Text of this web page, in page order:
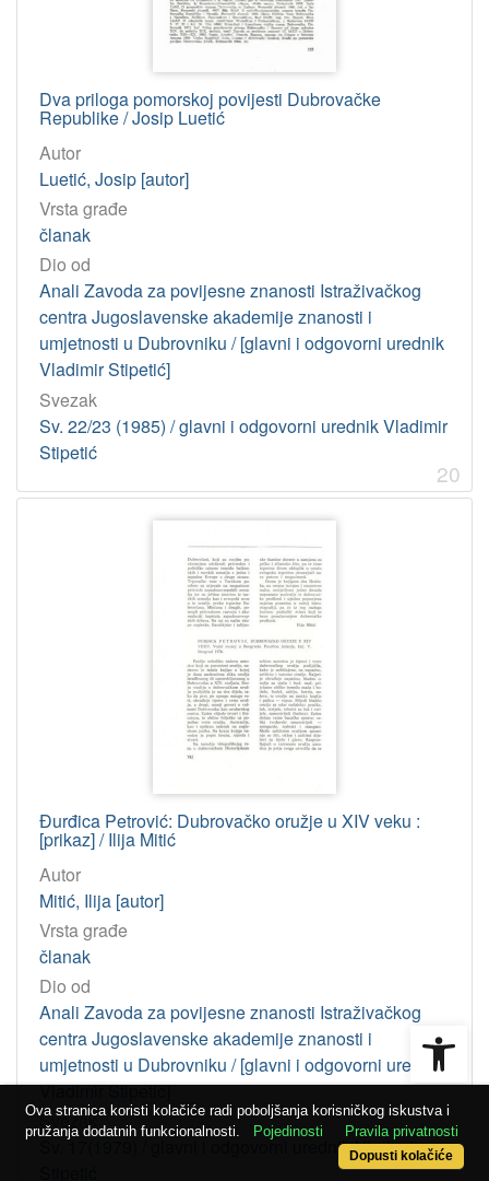
Dva priloga pomorskoj povijesti Dubrovačke
Republike / Josip Luetić
Autor
Luetić, Josip [autor]
Vrsta građe
članak
Dio od
Anali Zavoda za povijesne znanosti Istraživačkog
centra Jugoslavenske akademije znanosti i
umjetnosti u Dubrovniku / [glavni i odgovorni urednik
Vladimir Stipetić]
Svezak
Sv. 22/23 (1985) / glavni i odgovorni urednik Vladimir
Stipetić
20
Đurđica Petrović: Dubrovačko oružje u XIV veku :
[prikaz] / Ilija Mitić
Autor
Mitić, Ilija [autor]
Vrsta građe
članak
Dio od
Anali Zavoda za povijesne znanosti Istraživačkog
centra Jugoslavenske akademije znanosti i
umjetnosti u Dubrovniku / [glavni i odgovorni urednik
Vladimir Stipetić]
Svezak
Sv. 17(1979) / glavni i odgovorni urednik Vladimir
Ova stranica koristi kolačiće radi poboljšanja korisničkog iskustva i
pružanja dodatnih funkcionalnosti.
Pojedinosti Pravila privatnosti
Dopusti kolačiće